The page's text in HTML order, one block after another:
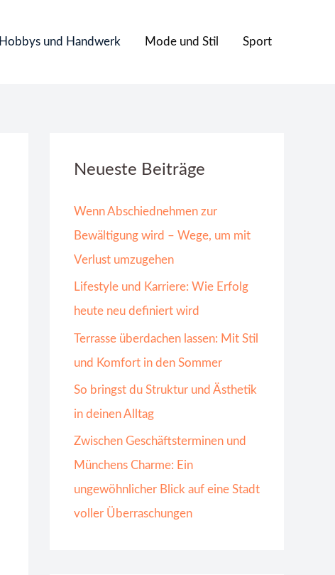
Hobbys und Handwerk Mode und Stil Sport
Neueste Beiträge
Wenn Abschiednehmen zur
Bewältigung wird – Wege, um mit
Verlust umzugehen
Lifestyle und Karriere: Wie Erfolg
heute neu definiert wird
Terrasse überdachen lassen: Mit Stil
und Komfort in den Sommer
So bringst du Struktur und Ästhetik
in deinen Alltag
Zwischen Geschäftsterminen und
Münchens Charme: Ein
ungewöhnlicher Blick auf eine Stadt
voller Überraschungen